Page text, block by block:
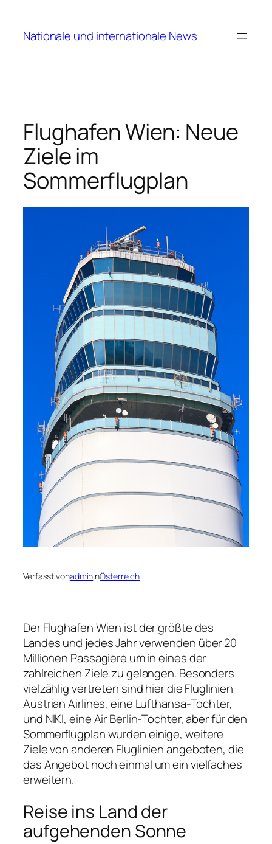
springen
Nationale und internationale News
Flughafen Wien: Neue
Ziele im
Sommerflugplan
Verfasst vonadmininÖsterreich
Der Flughafen Wien ist der größte des
Landes und jedes Jahr verwenden über 20
Millionen Passagiere um in eines der
zahlreichen Ziele zu gelangen. Besonders
vielzählig vertreten sind hier die Fluglinien
Austrian Airlines, eine Lufthansa-Tochter,
und NIKI, eine Air Berlin-Tochter, aber für den
Sommerflugplan wurden einige, weitere
Ziele von anderen Fluglinien angeboten, die
das Angebot noch einmal um ein vielfaches
erweitern.
Reise ins Land der
aufgehenden Sonne